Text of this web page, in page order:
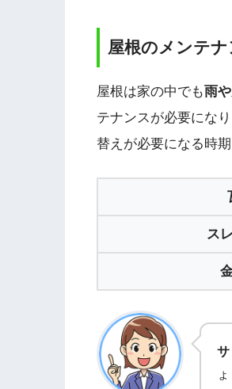
屋根のメンテ
屋根は家の中でも雨
テナンスが必要にな
替えが必要になる時
ス
サ